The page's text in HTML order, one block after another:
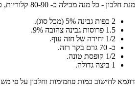
מנת חלבון - כל מנה מכילה כ- 80-90 קלוריות, כ- 10 גרם חלבון:
2 כפות גבינה 5% (מכל סוג).
1.5 פרוסות גבינה צהובה 9%.
1/2 יחידה של חזה עוף.
כ- 70 גרם בקר רזה.
1/2 קופסת טונה.
1 ביצה גדולה.
דוגמא לחישוב כמות פחמימות וחלבון על פי משקל